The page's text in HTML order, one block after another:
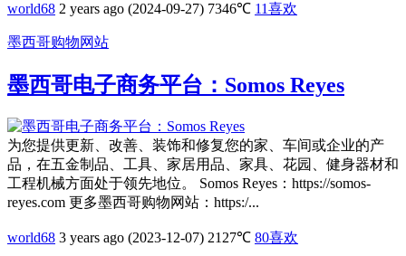
world68 2 years ago (2024-09-27) 7346℃ 11喜欢
墨西哥购物网站
墨西哥电子商务平台：Somos Reyes
为您提供更新、改善、装饰和修复您的家、车间或企业的产
品，在五金制品、工具、家居用品、家具、花园、健身器材和
工程机械方面处于领先地位。 Somos Reyes：https://somos-
reyes.com 更多墨西哥购物网站：https:/...
world68 3 years ago (2023-12-07) 2127℃ 80喜欢